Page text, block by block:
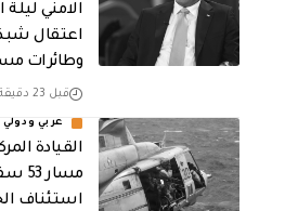
الامني
اعتقال
وطائرات
قبل 23 دقيقة
عربي ودولي
القيادة
استئناف